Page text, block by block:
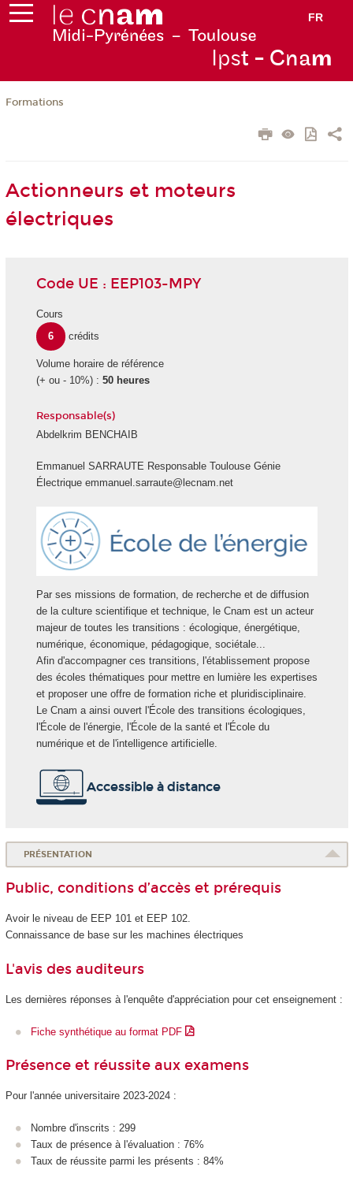
FR
Ipst - Cnam
Formations
Actionneurs et moteurs
électriques
Code UE : EEP103-MPY
Cours
6
crédits
Volume horaire de référence
(+ ou - 10%) : 50 heures
Responsable(s)
Abdelkrim BENCHAIB
Emmanuel SARRAUTE Responsable Toulouse Génie
Électrique emmanuel.sarraute@lecnam.net
Par ses missions de formation, de recherche et de diffusion
de la culture scientifique et technique, le Cnam est un acteur
majeur de toutes les transitions : écologique, énergétique,
numérique, économique, pédagogique, sociétale...
Afin d'accompagner ces transitions, l'établissement propose
des écoles thématiques pour mettre en lumière les expertises
et proposer une offre de formation riche et pluridisciplinaire.
Le Cnam a ainsi ouvert l'École des transitions écologiques,
l'École de l'énergie, l'École de la santé et l'École du
numérique et de l'intelligence artificielle.
Accessible à distance
PRÉSENTATION
Public, conditions d’accès et prérequis
Avoir le niveau de EEP 101 et EEP 102.
Connaissance de base sur les machines électriques
L'avis des auditeurs
Les dernières réponses à l'enquête d'appréciation pour cet enseignement :
Fiche synthétique au format PDF
Présence et réussite aux examens
Pour l'année universitaire 2023-2024 :
Nombre d'inscrits : 299
Taux de présence à l'évaluation : 76%
Taux de réussite parmi les présents : 84%